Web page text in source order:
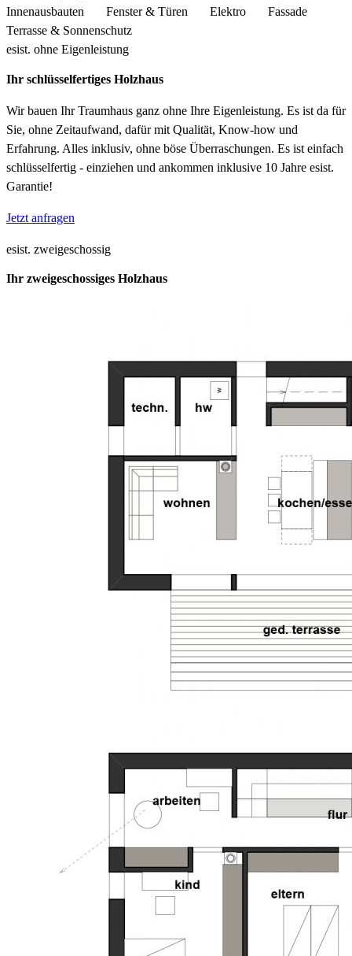
Innenausbauten
Fenster & Türen Elektro
Fassade
Terrasse & Sonnenschutz
esist. ohne Eigenleistung
Ihr schlüsselfertiges Holzhaus
Wir bauen Ihr Traumhaus ganz ohne Ihre Eigenleistung. Es ist da für
Sie, ohne Zeitaufwand, dafür mit Qualität, Know-how und
Erfahrung. Alles inklusiv, ohne böse Überraschungen. Es ist einfach
schlüsselfertig - einziehen und ankommen inklusive 10 Jahre esist.
Garantie!
Jetzt anfragen
esist. zweigeschossig
Ihr zweigeschossiges Holzhaus